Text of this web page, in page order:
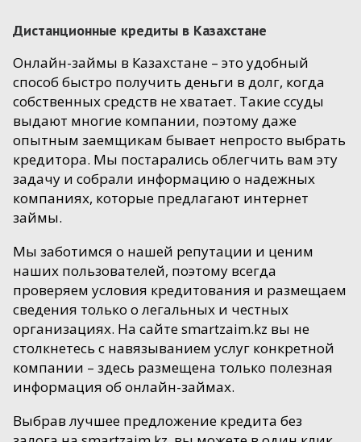
Дистанционные кредиты в Казахстане
Онлайн-займы в Казахстане – это удобный
способ быстро получить деньги в долг, когда
собственных средств не хватает. Такие ссуды
выдают многие компании, поэтому даже
опытным заемщикам бывает непросто выбрать
кредитора. Мы постарались облегчить вам эту
задачу и собрали информацию о надежных
компаниях, которые предлагают интернет
займы.
Мы заботимся о нашей репутации и ценим
наших пользователей, поэтому всегда
проверяем условия кредитования и размещаем
сведения только о легальных и честных
организациях. На сайте smartzaim.kz вы не
столкнетесь с навязыванием услуг конкретной
компании – здесь размещена только полезная
информация об онлайн-займах.
Выбрав лучшее предложение кредита без